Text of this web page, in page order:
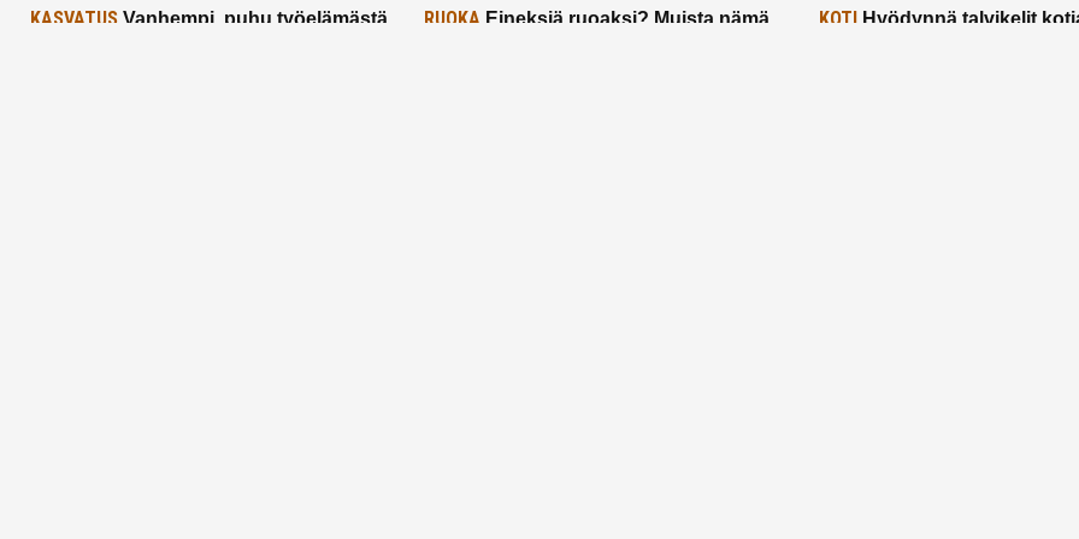
KASVATUS Vanhempi, puhu työelämästä
RUOKA Eineksiä ruoaksi? Muista nämä
KOTIHyödynnä talvikelit